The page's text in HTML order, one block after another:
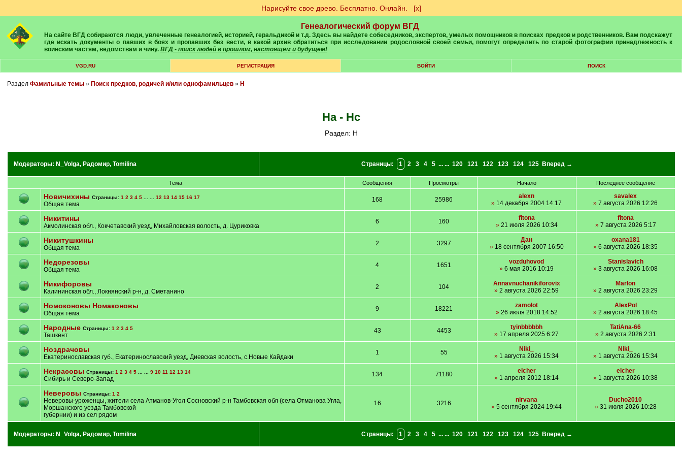
Нарисуйте свое древо. Бесплатно. Онлайн. [х]
Генеалогический форум ВГД
На сайте ВГД собираются люди, увлеченные генеалогией, историей, геральдикой и т.д. Здесь вы найдете собеседников, экспертов, умелых помощников в поисках предков и родственников. Вам подскажут
где искать документы о павших в боях и пропавших без вести, в какой архив обратиться при исследовании родословной своей семьи, помогут определить по старой фотографии принадлежность к
воинским частям, ведомствам и чину. ВГД - поиск людей в прошлом, настоящем и будущем!
VGD.RU РЕГИСТРАЦИЯ ВОЙТИ ПОИСК
Раздел Фамильные темы» Поиск предков, родичей и/или однофамильцев» Н
На - Нс
Раздел: Н
Модераторы: N_Volga, Радомир, Tomilina Страницы: 1 2 3 4 5 ... ... 120 121 122 123 124 125 Вперед →
Тема Сообщения Просмотры Начало Последнее сообщение
Новичихины Страницы: 1 2 3 4 5... ... 12 13 14 15 16 17
Общая тема
168 25986
alexn
» 14 декабря 2004 14:17
savalex
» 7 августа 2026 12:26
Никитины
Акмолинская обл., Кокчетавский уезд, Михайловская волость, д. Цуриковка
6 160
fitona
»21 июля 2026 10:34
fitona
»7 августа 2026 5:17
Никитушкины
Общая тема
2 3297
Дан
»18 сентября 2007 16:50
oxana181
» 6 августа 2026 18:35
Недорезовы
Общая тема
4 1651
vozduhovod
» 6 мая 2016 10:19
Stanislavich
» 3 августа 2026 16:08
Никифоровы
Калининская обл., Локнянский р-н, д. Сметанино
2 104
Annavnuchanikiforovix
» 2 августа 2026 22:59
Marlon
» 2 августа 2026 23:29
Номоконовы Номаконовы
Общая тема
9 18221
zamolot
»26 июля 2018 14:52
AlexPol
» 2 августа 2026 18:45
Народные Страницы: 1 2 3 4 5
Ташкент
43 4453
tyinbbbbbh
» 17 апреля 2025 6:27
TatiAna-66
»2 августа 2026 2:31
Ноздрачовы
Екатеринославская губ., Екатеринославский уезд, Диевская волость, с.Новые Кайдаки
1 55
Niki_
» 1 августа 2026 15:34
Niki_
» 1 августа 2026 15:34
Некрасовы Страницы: 1 2 3 4 5... ... 9 10 11 12 13 14
Сибирь и Северо-Запад
134 71180
elcher
» 1 апреля 2012 18:14
elcher
» 1 августа 2026 10:38
Неверовы Страницы: 1 2
Неверовы-уроженцы, жители села Атманов-Угол Сосновский р-н Тамбовская обл (села Отманова Угла,
Моршанского уезда Тамбовской
губернии) и из сел рядом
16 3216
nirvana
» 5 сентября 2024 19:44
Ducho2010
»31 июля 2026 10:28
Модераторы: N_Volga, Радомир, Tomilina Страницы: 1 2 3 4 5 ... ... 120 121 122 123 124 125 Вперед →